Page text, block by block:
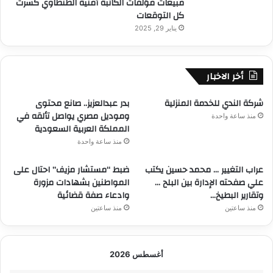
كل التوقعات
يناير 29, 2025
أخر الاخبار
شركة الندي للخدمة المنزلية
منذ ساعة واحدة
بدر عبدالعزيز.. صانع محتوى
وموديل مصري يواصل تألقه في
المملكة العربية السعودية
منذ ساعة واحدة
عراب التغيير … محمد حسين يكتب
علي صفحته الإدارة بين البلح …
وتقارير البطيخ…
منذ ساعتين
ضبط “مستشار مزيف” احتال على
المواطنين بشهادات مزورة
وادعاء صفة قضائية
منذ ساعتين
أغسطس 2026